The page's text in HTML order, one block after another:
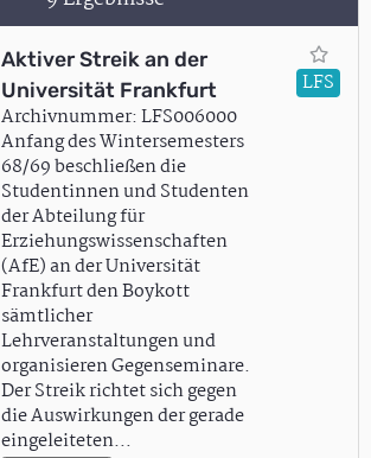
Aktiver Streik an der
Universität Frankfurt
Archivnummer: LFS006000
Anfang des Wintersemesters
68/69 beschließen die
Studentinnen und Studenten
der Abteilung für
Erziehungswissenschaften
(AfE) an der Universität
Frankfurt den Boykott
sämtlicher
Lehrveranstaltungen und
organisieren Gegenseminare.
Der Streik richtet sich gegen
die Auswirkungen der gerade
eingeleiteten…
LFS